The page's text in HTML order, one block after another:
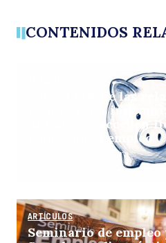
CONTENIDOS
Solo el 14% de las
termina con
de quienes acceden
menos en el empleo
Por: Pulso La Tercera
ARTÍCULOS
Seminario de